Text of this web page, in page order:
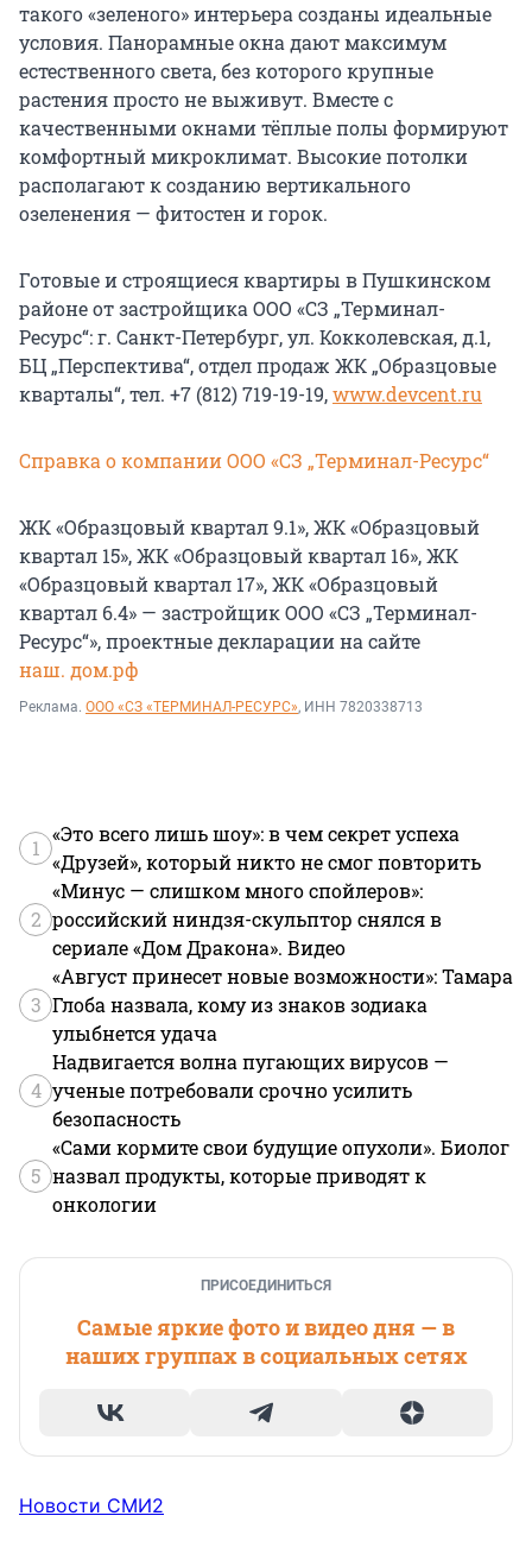
такого «зеленого» интерьера созданы идеальные
условия. Панорамные окна дают максимум
естественного света, без которого крупные
растения просто не выживут. Вместе с
качественными окнами тёплые полы формируют
комфортный микроклимат. Высокие потолки
располагают к созданию вертикального
озеленения — фитостен и горок.
Готовые и строящиеся квартиры в Пушкинском
районе от застройщика ООО «СЗ „Терминал-
Ресурс“: г. Санкт-Петербург, ул. Кокколевская, д.1,
БЦ „Перспектива“, отдел продаж ЖК „Образцовые
кварталы“, тел. +7 (812) 719-19-19,www.devcent.ru
Справка о компании ООО «СЗ „Терминал-Ресурс“
ЖК «Образцовый квартал 9.1», ЖК «Образцовый
квартал 15», ЖК «Образцовый квартал 16», ЖК
«Образцовый квартал 17», ЖК «Образцовый
квартал 6.4» — застройщик ООО «СЗ „Терминал-
Ресурс“», проектные декларации на сайте
наш. дом.рф
Реклама. ООО «СЗ «ТЕРМИНАЛ-РЕСУРС», ИНН 7820338713
1
«Это всего лишь шоу»: в чем секрет успеха
«Друзей», который никто не смог повторить
2
«Минус — слишком много спойлеров»:
российский ниндзя-скульптор снялся в
сериале «Дом Дракона». Видео
3
«Август принесет новые возможности»: Тамара
Глоба назвала, кому из знаков зодиака
улыбнется удача
4
Надвигается волна пугающих вирусов —
ученые потребовали срочно усилить
безопасность
5
«Сами кормите свои будущие опухоли». Биолог
назвал продукты, которые приводят к
онкологии
ПРИСОЕДИНИТЬСЯ
Самые яркие фото и видео дня — в
наших группах в социальных сетях
Новости СМИ2